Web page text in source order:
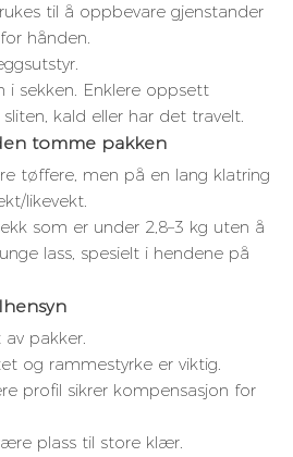
til å oppbevare gjenstander
hånden.
i sekken. Enklere oppsett
kald eller har det travelt.
tomme pakken
tøffere, men på en lang klatring
likevekt.
som er under 2,8–3 kg uten å
lass, spesielt i hendene på
pakker.
og rammestyrke er viktig.
profil sikrer kompensasjon for
plass til store klær.